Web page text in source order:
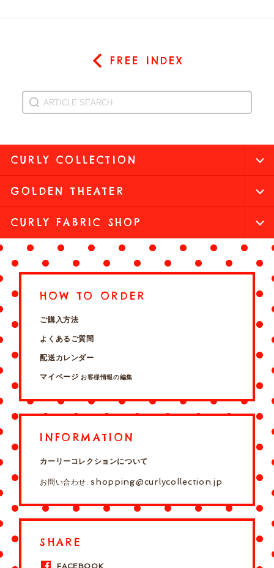
FREE INDEX
CURLY COLLECTION
GOLDEN THEATER
CURLY FABRIC SHOP
HOW TO ORDER
ご購入方法
よくあるご質問
配送カレンダー
マイページ お客様情報の編集
INFORMATION
カーリーコレクションについて
お問い合わせ:shopping@curlycollection.jp
SHARE